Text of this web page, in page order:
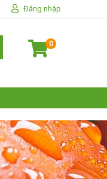
Đăng nhập
0